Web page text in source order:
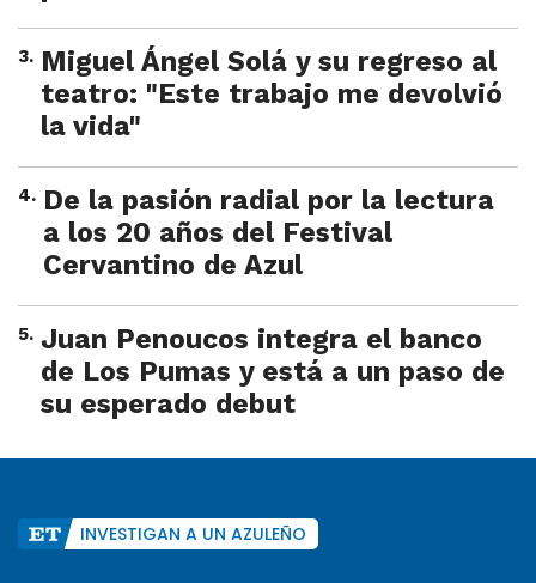
3. Miguel Ángel Solá y su regreso al
teatro: "Este trabajo me devolvió
la vida"
4. De la pasión radial por la lectura
a los 20 años del Festival
Cervantino de Azul
5. Juan Penoucos integra el banco
de Los Pumas y está a un paso de
su esperado debut
INVESTIGAN A UN AZULEÑO